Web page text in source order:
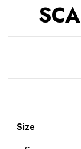
Size